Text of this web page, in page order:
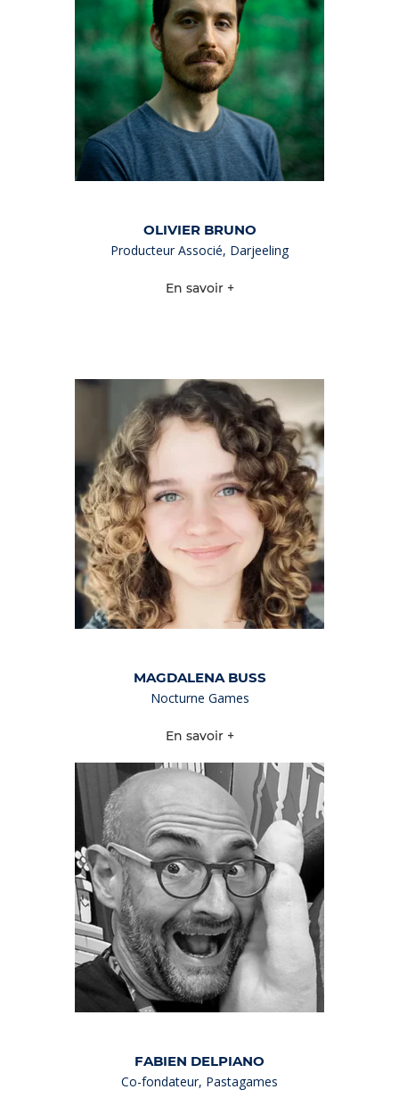
OLIVIER BRUNO
Producteur Associé, Darjeeling
En savoir +
MAGDALENA BUSS
Nocturne Games
En savoir +
FABIEN DELPIANO
Co-fondateur, Pastagames